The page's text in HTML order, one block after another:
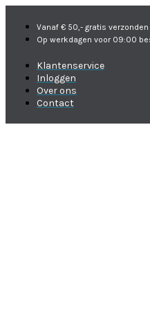
Vanaf € 50,- gratis verzonden
Op werkdagen voor 09:00
Klantenservice
Inloggen
Over ons
Contact